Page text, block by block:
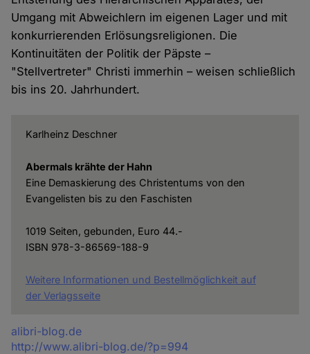
Umgang mit Abweichlern im eigenen Lager und mit
konkurrierenden Erlösungsreligionen. Die
Kontinuitäten der Politik der Päpste –
"Stellvertreter" Christi immerhin – weisen schließlich
bis ins 20. Jahrhundert.
Karlheinz Deschner
Abermals krähte der Hahn
Eine Demaskierung des Christentums von den
Evangelisten bis zu den Faschisten
1019 Seiten, gebunden, Euro 44.-
ISBN 978-3-86569-188-9
Weitere Informationen und Bestellmöglichkeit auf
der Verlagsseite
Quelle
alibri-blog.de
http://www.alibri-blog.de/?p=994